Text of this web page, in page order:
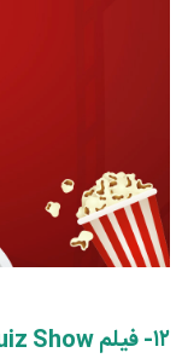
۱۲- فیلم Quiz Show